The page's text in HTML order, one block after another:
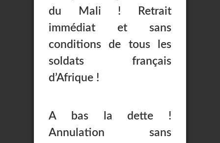
du Mali ! Retrait
immédiat et sans
conditions de tous les
soldats français
d’Afrique !
A bas la dette !
Annulation sans